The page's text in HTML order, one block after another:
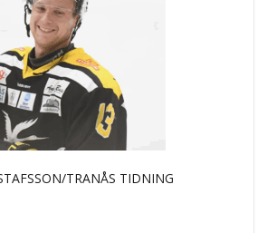
TRANÅS TIDNING